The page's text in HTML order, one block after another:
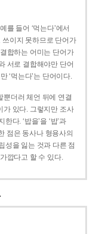
를 들어 ‘먹는다’에서
쓰이지 못하므로 단어가
합하는 어미는 단어가
서로 결합해야만 단어
‘먹는다’는 단어이다.
뿐더러 체언 뒤에 연결
가 있다. 그렇지만 조사
다. ‘밥을’을 ‘밥’과
점은 동사나 형용사의
성을 잃는 것과 다른 점
깝다고 할 수 있다.